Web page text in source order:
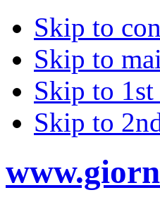
Skip to
Skip to
Skip to
Skip to